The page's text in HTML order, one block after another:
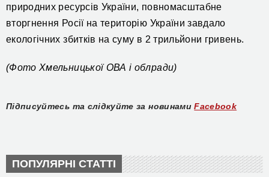
природних ресурсів України, повномасштабне
вторгнення Росії на територію України завдало
екологічних збитків на суму в 2 трильйони гривень.
(Фото Хмельницької ОВА і облради)
Підписуйтесь та слідкуйте за новинами Facebook
ПОПУЛЯРНІ СТАТТІ